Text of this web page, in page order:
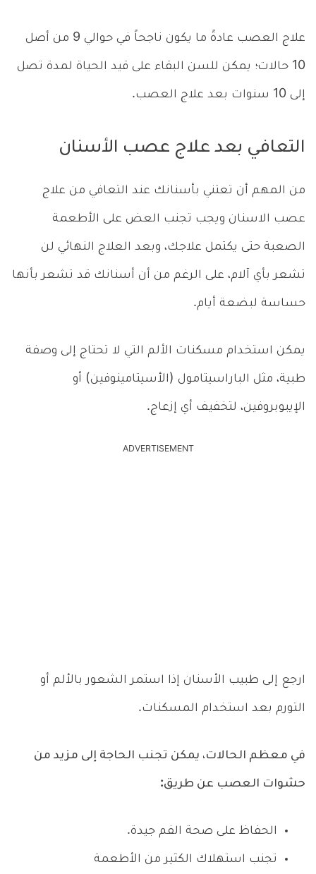
علاج العصب عادةً ما يكون ناجحاً في حوالي 9 من أصل
10 حالات؛ يمكن للسن البقاء على قيد الحياة لمدة تصل
إلى 10 سنوات بعد علاج العصب.
التعافي بعد علاج عصب الأسنان
من المهم أن تعتني بأسنانك عند التعافي من علاج
عصب الاسنان ويجب تجنب العض على الأطعمة
الصعبة حتى يكتمل علاجك، وبعد العلاج النهائي لن
تشعر بأي آلام، على الرغم من أن أسنانك قد تشعر بأنها
حساسة لبضعة أيام.
يمكن استخدام مسكنات الألم التي لا تحتاج إلى وصفة
طبية، مثل الباراسيتامول (الأسيتامينوفين) أو
الإيبوبروفين، لتخفيف أي إزعاج.
ADVERTISEMENT
ارجع إلى طبيب الأسنان إذا استمر الشعور بالألم أو
التورم بعد استخدام المسكنات.
في معظم الحالات، يمكن تجنب الحاجة إلى مزيد من
حشوات العصب عن طريق:
الحفاظ على صحة الفم جيدة.
تجنب استهلاك الكثير من الأطعمة